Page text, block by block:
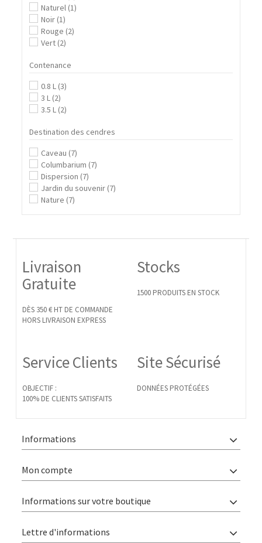
Naturel (1)
Noir (1)
Rouge (2)
Vert (2)
Contenance
0.8 L (3)
3 L (2)
3.5 L (2)
Destination des cendres
Caveau (7)
Columbarium (7)
Dispersion (7)
Jardin du souvenir (7)
Nature (7)
Livraison
Gratuite
DÈS 350 € HT DE COMMANDE
HORS LIVRAISON EXPRESS
Stocks
1500 PRODUITS EN STOCK
Service Clients
OBJECTIF :
100% DE CLIENTS SATISFAITS
Site Sécurisé
DONNÉES PROTÉGÉES
Informations
Mon compte
Informations sur votre boutique
Lettre d'informations